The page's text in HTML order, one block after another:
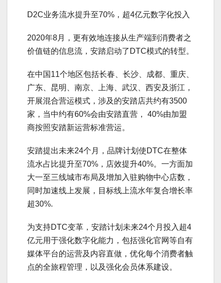
D2C业务流水提升至70%，超4亿元数字化投入
2020年8月，更有效地连接从生产端到消费者之
价值链的信息流，安踏启动了DTC模式的转型。
在中国11个地区包括长春、长沙、成都、重庆、
广东、昆明、南京、上海、武汉、西安及浙江，
开展混合营运模式，涉及的安踏店共约有3500
家，当中约有60%会由安踏直营， 40%由加盟
商按照安踏新运营标准营运。
安踏提出未来24个月，品牌计划使DTC在整体
流水占比提升至70%，店效提升40%。一方面加
大一至三线城市布局及增加入驻购物中心店数，
同时加速线上发展，目标线上流水年复合增长率
超30%.
为支持DTC变革，安踏计划未来24个月投入超4
亿元用于强化数字化能力，包括强化官网等自有
媒体平台的运营及内容直做，优化每个消费者触
点的全旅程管理，以及强化会员体系建设。